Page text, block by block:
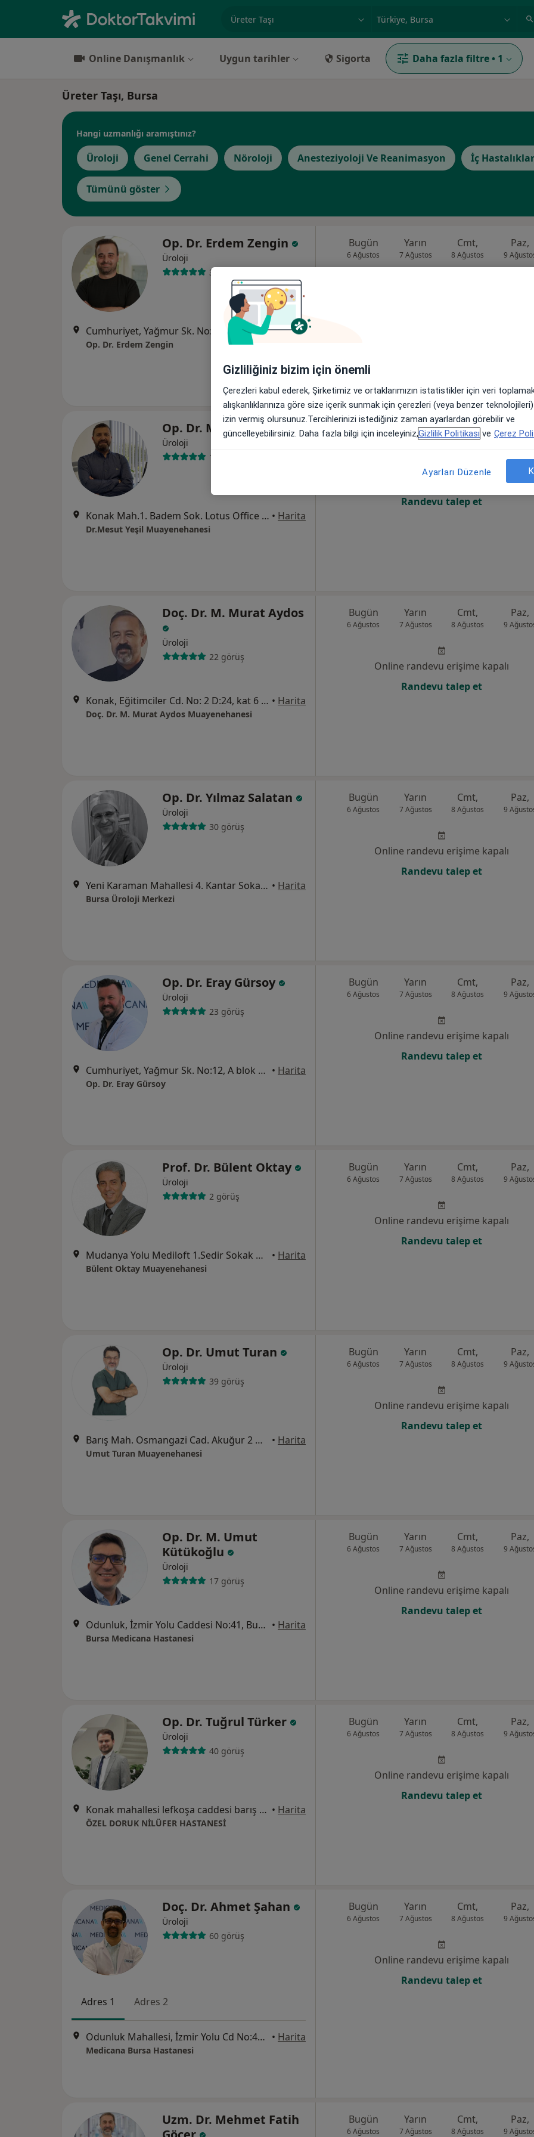
Uzmanlık, ilgi alanı ve hastalık, isim
Online Danışmanlık Uygun tarihler Sigorta Daha fazla filtre • 1
Üreter Taşı, Bursa
Hangi uzmanlığı aramıştınız?
Üroloji Genel Cerrahi Nöroloji Anesteziyoloji Ve Reanimasyon İç
Tümünü göster
Op. Dr. Erdem Zengin
Üroloji
33 görüş
Cumhuriyet, Yağmur Sk. No:12, A blok Kat 6 Daire 11, Nilüfer •Harita
Op. Dr. Erdem Zengin
Bugün
6 Ağustos
Yarın
7 Ağustos
Cmt,
8 Ağustos
Paz,
9
Op. Dr. Mesut Yeşil
Üroloji
112 görüş
Konak Mah.1. Badem Sok. Lotus Office A Blok No:26 kat:2 İç Kapı No:25, Bursa • Harita
Dr.Mesut Yeşil Muayenehanesi
Bugün
6 Ağustos
Yarın
7 Ağustos
Cmt,
8 Ağustos
Paz,
9
Online randevu erişime kapalı
Randevu talep et
Doç. Dr. M. Murat Aydos
Üroloji
22 görüş
Konak, Eğitimciler Cd. No: 2 D:24, kat 6 Mescioğlu Plaza16110 Nilüfer/Bursa, Bursa • Harita
Doç. Dr. M. Murat Aydos Muayenehanesi
Bugün
6 Ağustos
Yarın
7 Ağustos
Cmt,
8 Ağustos
Paz,
9
Online randevu erişime kapalı
Randevu talep et
Op. Dr. Yılmaz Salatan
Üroloji
30 görüş
Yeni Karaman Mahallesi 4. Kantar Sokak. Asya Plaza İş Merkezi No:2 Kat:2 D:202 ( İhsaniye Metro Durağında) Osmangazi / Bursa, Bursa • Harita
Bursa Üroloji Merkezi
Bugün
6 Ağustos
Yarın
7 Ağustos
Cmt,
8 Ağustos
Paz,
9
Online randevu erişime kapalı
Randevu talep et
Op. Dr. Eray Gürsoy
Üroloji
23 görüş
Cumhuriyet, Yağmur Sk. No:12, A blok Kat 6 Daire 11, Nilüfer • Harita
Op. Dr. Eray Gürsoy
Bugün
6 Ağustos
Yarın
7 Ağustos
Cmt,
8 Ağustos
Paz,
9
Online randevu erişime kapalı
Randevu talep et
Prof. Dr. Bülent Oktay
Üroloji
2 görüş
Mudanya Yolu Mediloft 1.Sedir Sokak No:15/16, Osmangazi • Harita
Bülent Oktay Muayenehanesi
Bugün
6 Ağustos
Yarın
7 Ağustos
Cmt,
8 Ağustos
Paz,
9
Online randevu erişime kapalı
Randevu talep et
Op. Dr. Umut Turan
Üroloji
39 görüş
Barış Mah. Osmangazi Cad. Akuğur 2 No :13 17A, Bursa • Harita
Umut Turan Muayenehanesi
Bugün
6 Ağustos
Yarın
7 Ağustos
Cmt,
8 Ağustos
Paz,
9
Online randevu erişime kapalı
Randevu talep et
Op. Dr. M. Umut
Kütükoğlu
Üroloji
17 görüş
Odunluk, İzmir Yolu Caddesi No:41, Bursa • Harita
Bursa Medicana Hastanesi
Bugün
6 Ağustos
Yarın
7 Ağustos
Cmt,
8 Ağustos
Paz,
9
Online randevu erişime kapalı
Randevu talep et
Op. Dr. Tuğrul Türker
Üroloji
40 görüş
Konak mahallesi lefkoşa caddesi barış sokak No: 22 Nilüfer Bursa, Bursa • Harita
ÖZEL DORUK NİLÜFER HASTANESİ
Bugün
6 Ağustos
Yarın
7 Ağustos
Cmt,
8 Ağustos
Paz,
9
Online randevu erişime kapalı
Randevu talep et
Doç. Dr. Ahmet Şahan
Üroloji
60 görüş
Adres 1 Adres 2
Odunluk Mahallesi, İzmir Yolu Cd No:41, Nilüfer • Harita
Medicana Bursa Hastanesi
Bugün
6 Ağustos
Yarın
7 Ağustos
Cmt,
8 Ağustos
Paz,
9
Online randevu erişime kapalı
Randevu talep et
Uzm. Dr. Mehmet Fatih
Bugün
6 Ağustos
Yarın
7 Ağustos
Cmt,
8 Ağustos
Paz,
9
Gizliliğiniz bizim için önemli
Çerezleri kabul ederek, Şirketimiz ve ortaklarımızın istatistikler için veri
alışkanlıklarınıza göre size içerik sunmak için çerezleri (veya benzer
izin vermiş olursunuz.Tercihlerinizi istediğiniz zaman ayarlardan görebilir ve
güncelleyebilirsiniz. Daha fazla bilgi için inceleyiniz,Gizlilik Politikası ve Çerez
Ayarları Düzenle